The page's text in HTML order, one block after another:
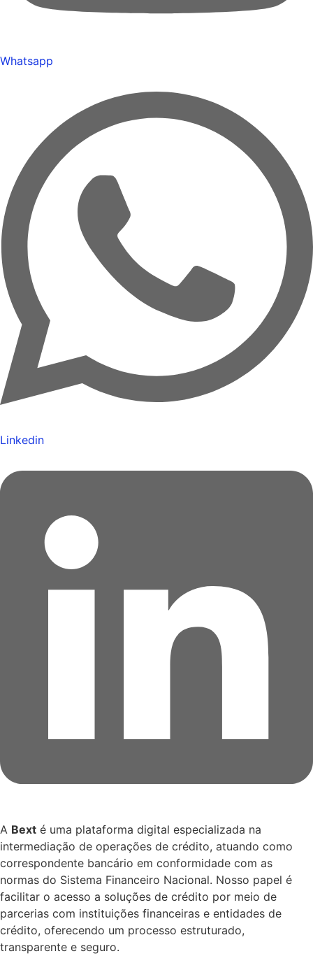
Whatsapp
Linkedin
A Bext é uma plataforma digital especializada na
intermediação de operações de crédito, atuando como
correspondente bancário em conformidade com as
normas do Sistema Financeiro Nacional. Nosso papel é
facilitar o acesso a soluções de crédito por meio de
parcerias com instituições financeiras e entidades de
crédito, oferecendo um processo estruturado,
transparente e seguro.